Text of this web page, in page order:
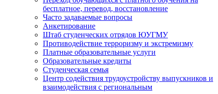
бесплатное, перевод, восстановление
Часто задаваемые вопросы
Анкетирование
Штаб студенческих отрядов ЮУГМУ
Противодействие терроризму и экстремизму
Платные образовательные услуги
Образовательные кредиты
Студенческая семья
Центр содействия трудоустройству выпускников и
взаимодействия с региональным